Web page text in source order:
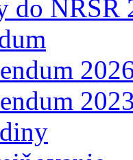
do NRSR